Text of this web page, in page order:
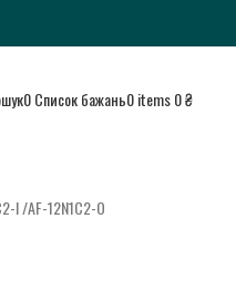
0Список бажань0items0₴
I /AF-12N1C2-O